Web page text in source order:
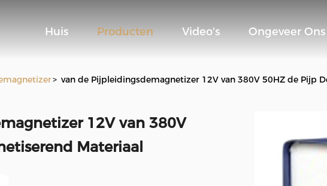
Huis Producten Video's Ongeveer Ons
> van de Pijpleidingsdemagnetizer 12V van 380V 50HZ de Pijp
12V van 380V
Materiaal